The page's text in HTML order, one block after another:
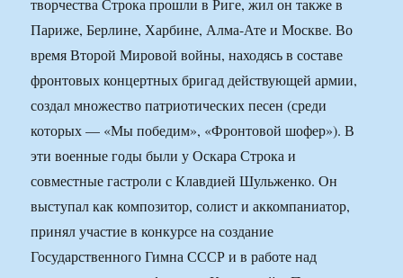
творчества Строка прошли в Риге, жил он также в
Париже, Берлине, Харбине, Алма-Ате и Москве. Во
время Второй Мировой войны, находясь в составе
фронтовых концертных бригад действующей армии,
создал множество патриотических песен (среди
которых — «Мы победим», «Фронтовой шофер»). В
эти военные годы были у Оскара Строка и
совместные гастроли с Клавдией Шульженко. Он
выступал как композитор, солист и аккомпаниатор,
принял участие в конкурсе на создание
Государственного Гимна СССР и в работе над